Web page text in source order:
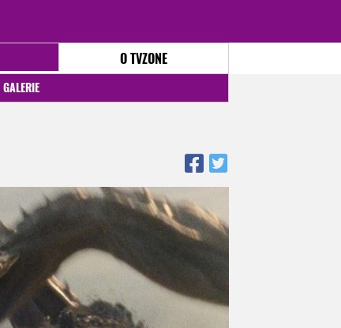
O TVZONE
GALERIE